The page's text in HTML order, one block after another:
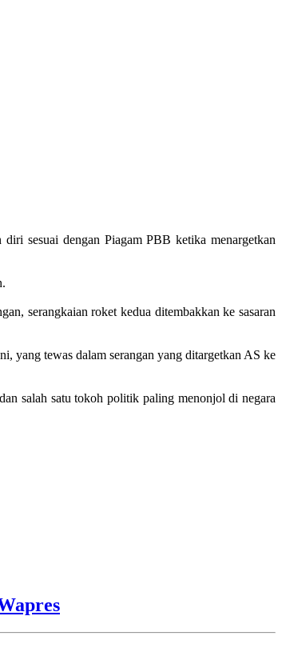
sesuai dengan Piagam PBB ketika menargetkan
serangkaian roket kedua ditembakkan ke sasaran
yang tewas dalam serangan yang ditargetkan AS ke
salah satu tokoh politik paling menonjol di negara